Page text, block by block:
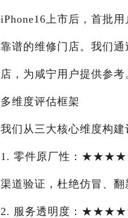
iPhone16上市后，首批
靠谱的维修门店。我们
店，为咸宁用户提供参考
多维度评估框架
我们从三大核心维度构建
1. 零件原厂性：★★★★★
渠道验证，杜绝仿冒、翻
2. 服务透明度：★★★★★